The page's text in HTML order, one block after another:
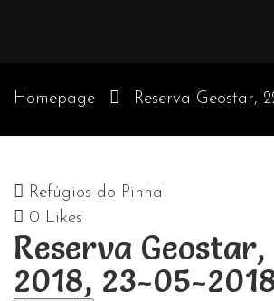
Homepage Reserva Geostar,
Refúgios do Pinhal
0 Likes
Reserva
2018, 23-05-